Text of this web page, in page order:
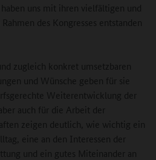
uns mit ihren vielfältigen und
des Kongresses entstanden
zugleich konkret umsetzbaren
und Wünsche geben für sie
Weiterentwicklung der
auch für die Arbeit der
zeigen deutlich, wie wichtig ein
eine an den Interessen der
und ein gutes Miteinander an